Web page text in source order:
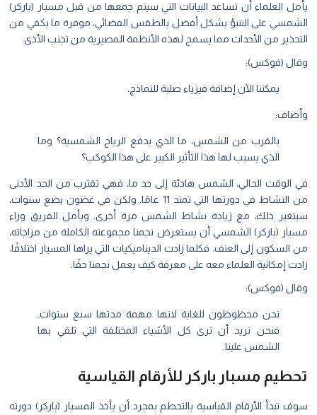
العلماء أن تساعد البيانات التي سيتم جمعها من قبل مسبار (باركر)
على التنبؤ بشكل أفضل بالطقس الفضائي، موفرة ما يكفي من
من الأحداث مما يسمح لهذه الأنظمة المصيرية من تجنب الأذى.
(فوكس):
يمكننا الآن إضافة فيزياء صلبة للنماذج.
بالقرب من الشمس، ما الذي يدفع الرياح الشمسية؟ وما
الذي يسبب لها هذا التأثير الكبير على هذا الكوكب؟
الوقت الحالي، الشمس هادئة إلى حد ما، فهي تقترب من الحد الأدنى
من النشاط في دورتها التي تمتد 11 عامًا. ولكن في غضون بضع سنوات،
ذلك، مع زيادة نشاط الشمس مرة أخرى. ويأمل الفريق وراء
(باركر) الشمسي أن يستعرض نجمنا مجموعته الكاملة من مزاجاته،
السكون إلى العنف. فكلما زادت الديناميكيات التي يراها المسبار اختلافًا،
إمكانية العلماء معه على معرفة كيف يعمل نجمنا حقًا.
(فوكس):
نحن محظوظون للغاية لانها مهمة مدتها سبع سنوات.
فنحن نريد أن نرى كل الأشياء المختلفة التي تلقي بها
الشمس علينا.
مسبار باركر للأرقام القياسية
تبدأ الأرقام القياسية بالتحطم بمجرد أن يأخذ المسبار (باركر) دورته